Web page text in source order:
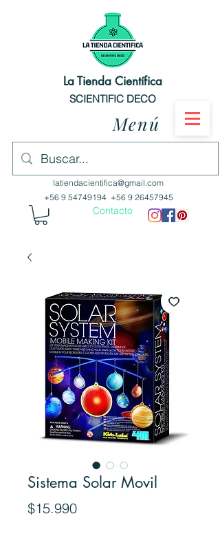
La Tienda Científica
SCIENTIFIC DECO
Menú
latiendacientifica@gmail.com
+56 9 54749194 +56 9 26457945
Contacto
Sistema Solar Movil
$15.990Precio